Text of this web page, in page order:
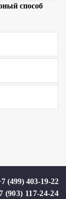
способ
(499) 403-19-22
(903) 117-24-24